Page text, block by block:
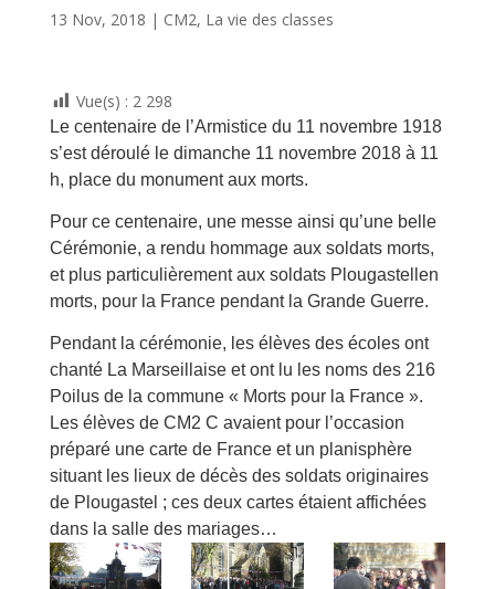
13 Nov, 2018 | CM2, La vie des classes
Vue(s) : 2 298
Le centenaire de l’Armistice du 11 novembre 1918
s’est déroulé le dimanche 11 novembre 2018 à 11
h, place du monument aux morts.
Pour ce centenaire, une messe ainsi qu’une belle
Cérémonie, a rendu hommage aux soldats morts,
et plus particulièrement aux soldats Plougastellen
morts, pour la France pendant la Grande Guerre.
Pendant la cérémonie, les élèves des écoles ont
chanté La Marseillaise et ont lu les noms des 216
Poilus de la commune « Morts pour la France ».
Les élèves de CM2 C avaient pour l’occasion
préparé une carte de France et un planisphère
situant les lieux de décès des soldats originaires
de Plougastel ; ces deux cartes étaient affichées
dans la salle des mariages…